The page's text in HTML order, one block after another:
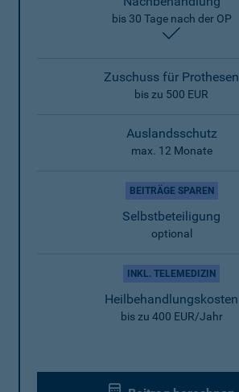
bis 30 Tage nach der OP
Zuschuss für Prothesen
bis zu 500 EUR
Auslandsschutz
max. 12 Monate
BEITRÄGE SPAREN
Selbstbeteiligung
optional
INKL. TELEMEDIZIN
Heilbehandlungskosten
bis zu 400 EUR/Jahr